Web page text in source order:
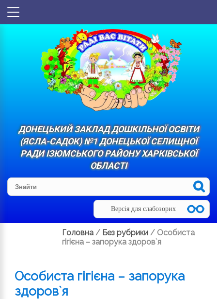
ДОНЕЦЬКИЙ ЗАКЛАД ДОШКІЛЬНОЇ ОСВІТИ
(ЯСЛА-САДОК) №1 ДОНЕЦЬКОЇ СЕЛИЩНОЇ
РАДИ ІЗЮМСЬКОГО РАЙОНУ ХАРКІВСЬКОЇ
ОБЛАСТІ
Версія для слабозорих
Головна / Без рубрики / Особиста
гігієна – запорука здоров`я
Особиста гігієна – запорука
здоров`я